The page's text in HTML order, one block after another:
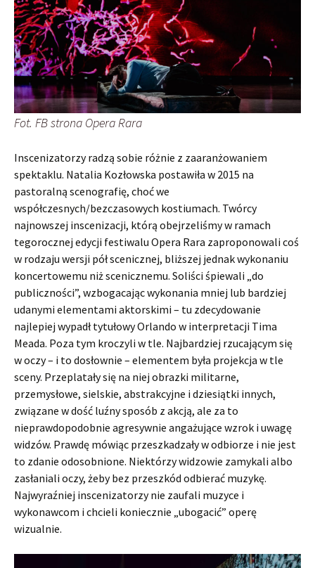
Fot. FB strona Opera Rara
Inscenizatorzy radzą sobie różnie z zaaranżowaniem
spektaklu. Natalia Kozłowska postawiła w 2015 na
pastoralną scenografię, choć we
współczesnych/bezczasowych kostiumach. Twórcy
najnowszej inscenizacji, którą obejrzeliśmy w ramach
tegorocznej edycji festiwalu Opera Rara zaproponowali coś
w rodzaju wersji pół scenicznej, bliższej jednak wykonaniu
koncertowemu niż scenicznemu. Soliści śpiewali „do
publiczności”, wzbogacając wykonania mniej lub bardziej
udanymi elementami aktorskimi – tu zdecydowanie
najlepiej wypadł tytułowy Orlando w interpretacji Tima
Meada. Poza tym kroczyli w tle. Najbardziej rzucającym się
w oczy – i to dosłownie – elementem była projekcja w tle
sceny. Przeplatały się na niej obrazki militarne,
przemysłowe, sielskie, abstrakcyjne i dziesiątki innych,
związane w dość luźny sposób z akcją, ale za to
nieprawdopodobnie agresywnie angażujące wzrok i uwagę
widzów. Prawdę mówiąc przeszkadzały w odbiorze i nie jest
to zdanie odosobnione. Niektórzy widzowie zamykali albo
zasłaniali oczy, żeby bez przeszkód odbierać muzykę.
Najwyraźniej inscenizatorzy nie zaufali muzyce i
wykonawcom i chcieli koniecznie „ubogacić” operę
wizualnie.